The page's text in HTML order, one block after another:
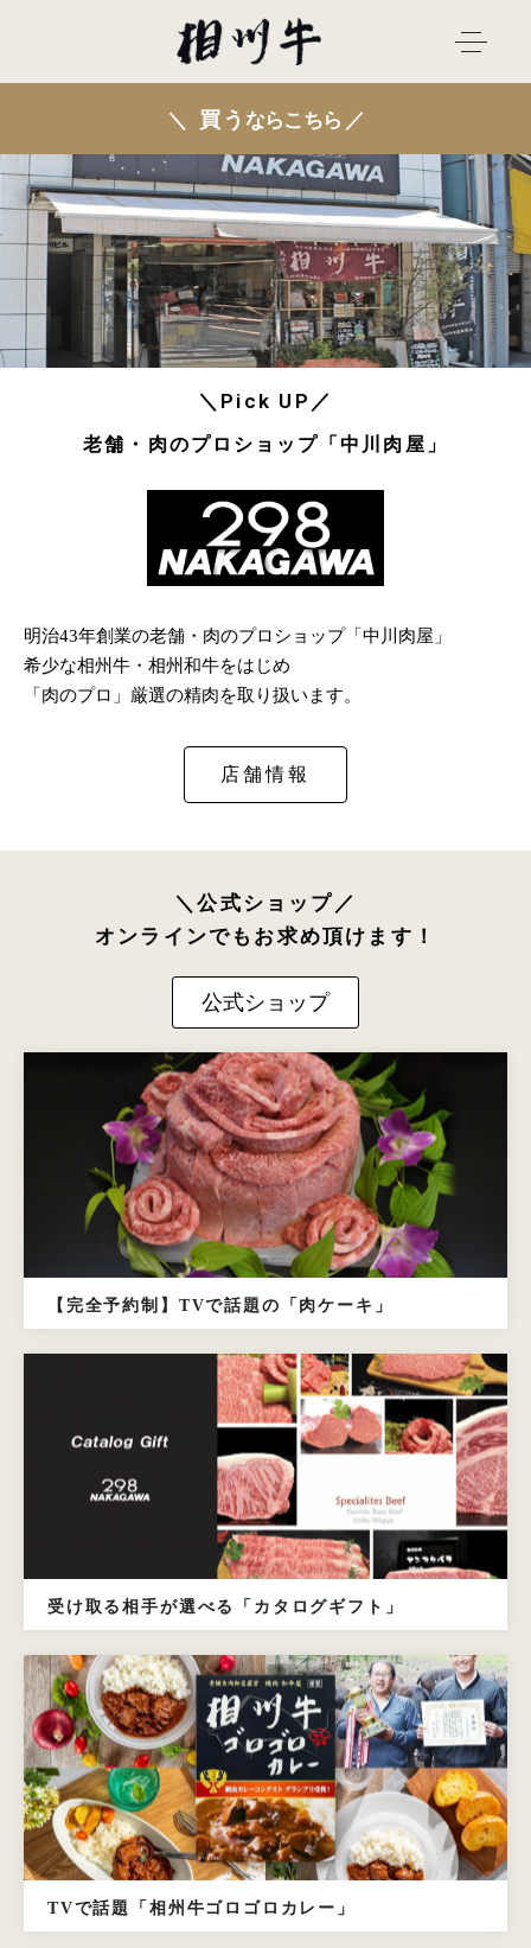
買う
＼Pick UP／
老舗・肉のプロショップ「中川肉屋」
明治43年創業の老舗・肉のプロショップ「中川肉屋」
希少な相州牛・相州和牛をはじめ
「肉のプロ」厳選の精肉を取り扱います。
店舗情報
＼公式ショップ／
オンラインでもお求め頂けます！
公式ショップ
【完全予約制】TVで話題の「肉ケーキ」
受け取る相手が選べる「カタログギフト」
TVで話題「相州牛ゴロゴロカレー」